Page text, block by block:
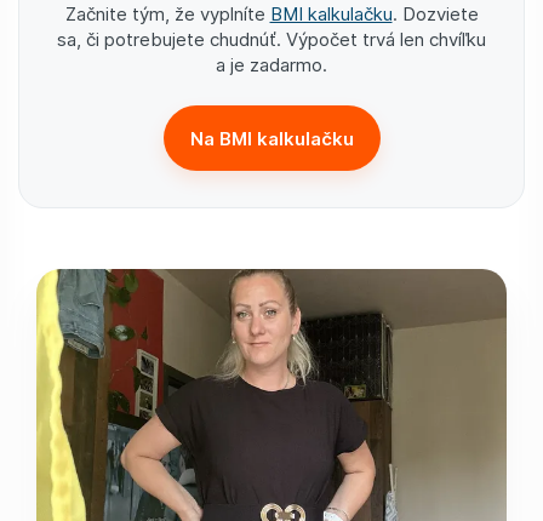
Začnite tým, že vyplníte BMI kalkulačku. Dozviete
sa, či potrebujete chudnúť. Výpočet trvá len chvíľku
a je zadarmo.
Na BMI kalkulačku